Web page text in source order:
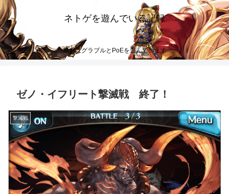
ネトゲを遊んでいる記録
最近はグラブルとPoEを遊んでいます
ゼノ・イフリート撃滅戦 終了！
撃滅戦